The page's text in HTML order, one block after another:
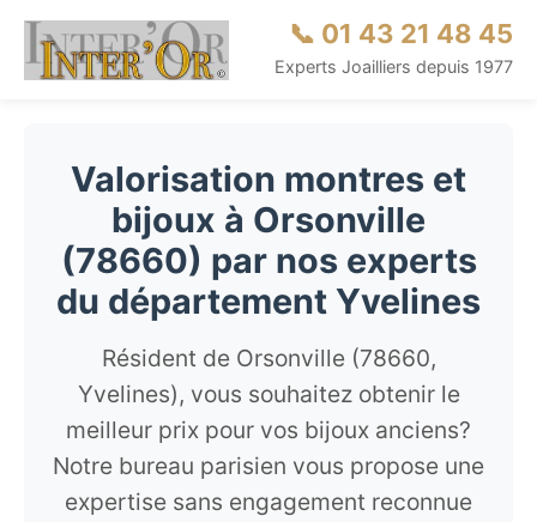
📞 01 43 21 48 45
Experts Joailliers depuis 1977
Valorisation montres et
bijoux à Orsonville
(78660) par nos experts
du département Yvelines
Résident de Orsonville (78660,
Yvelines), vous souhaitez obtenir le
meilleur prix pour vos bijoux anciens?
Notre bureau parisien vous propose une
expertise sans engagement reconnue